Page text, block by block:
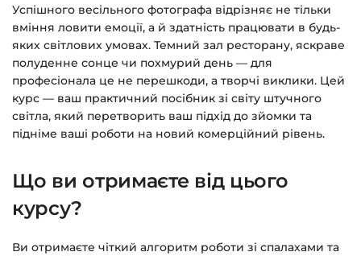
Доступ до курсів: без обмежень за часом.
Детальніше про оплату та безпеку — у довідці
>>>
Питання? Пишіть наinfo@siluette.com.uaабо в
чат на сайті.
Успішного весільного фотографа відрізняє не тільки
вміння ловити емоції, а й здатність працювати в будь-
яких світлових умовах. Темний зал ресторану, яскраве
полуденне сонце чи похмурий день — для
професіонала це не перешкоди, а творчі виклики. Цей
курс — ваш практичний посібник зі світу штучного
світла, який перетворить ваш підхід до зйомки та
підніме ваші роботи на новий комерційний рівень.
Що ви отримаєте від цього
курсу?
Ви отримаєте чіткий алгоритм роботи зі спалахами та